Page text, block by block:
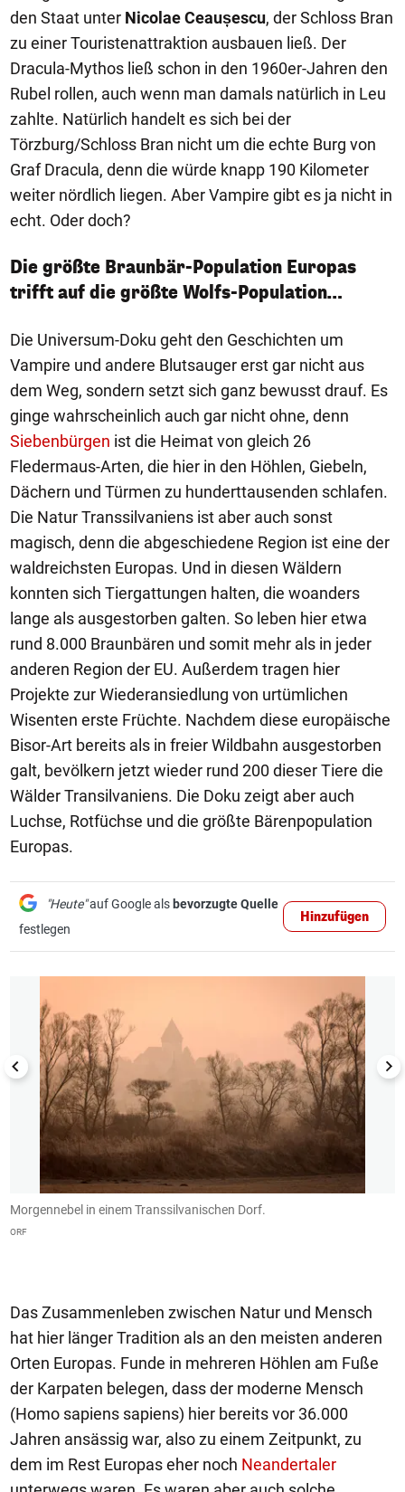
den Staat unter Nicolae Ceaușescu, der Schloss Bran
zu einer Touristenattraktion ausbauen ließ. Der
Dracula-Mythos ließ schon in den 1960er-Jahren den
Rubel rollen, auch wenn man damals natürlich in Leu
zahlte. Natürlich handelt es sich bei der
Törzburg/Schloss Bran nicht um die echte Burg von
Graf Dracula, denn die würde knapp 190 Kilometer
weiter nördlich liegen. Aber Vampire gibt es ja nicht in
echt. Oder doch?
Die größte Braunbär-Population Europas
trifft auf die größte Wolfs-Population…
Die Universum-Doku geht den Geschichten um
Vampire und andere Blutsauger erst gar nicht aus
dem Weg, sondern setzt sich ganz bewusst drauf. Es
ginge wahrscheinlich auch gar nicht ohne, denn
Siebenbürgen ist die Heimat von gleich 26
Fledermaus-Arten, die hier in den Höhlen, Giebeln,
Dächern und Türmen zu hunderttausenden schlafen.
Die Natur Transsilvaniens ist aber auch sonst
magisch, denn die abgeschiedene Region ist eine der
waldreichsten Europas. Und in diesen Wäldern
konnten sich Tiergattungen halten, die woanders
lange als ausgestorben galten. So leben hier etwa
rund 8.000 Braunbären und somit mehr als in jeder
anderen Region der EU. Außerdem tragen hier
Projekte zur Wiederansiedlung von urtümlichen
Wisenten erste Früchte. Nachdem diese europäische
Bisor-Art bereits als in freier Wildbahn ausgestorben
galt, bevölkern jetzt wieder rund 200 dieser Tiere die
Wälder Transilvaniens. Die Doku zeigt aber auch
Luchse, Rotfüchse und die größte Bärenpopulation
Europas.
"Heute"auf Google als bevorzugte Quelle
festlegen
Hinzufügen
1/6
Morgennebel in einem Transsilvanischen Dorf.
ORF
Das Zusammenleben zwischen Natur und Mensch
hat hier länger Tradition als an den meisten anderen
Orten Europas. Funde in mehreren Höhlen am Fuße
der Karpaten belegen, dass der moderne Mensch
(Homo sapiens sapiens) hier bereits vor 36.000
Jahren ansässig war, also zu einem Zeitpunkt, zu
dem im Rest Europas eher noch Neandertaler